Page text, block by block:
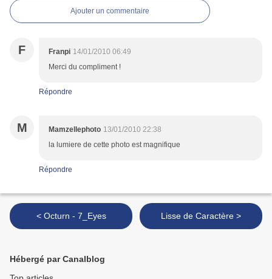
Ajouter un commentaire
F Franpi 14/01/2010 06:49
Merci du compliment !
Répondre
M Mamzellephoto 13/01/2010 22:38
la lumiere de cette photo est magnifique
Répondre
< Octurn - 7_Eyes Lisse de Caractère >
Hébergé par Canalblog